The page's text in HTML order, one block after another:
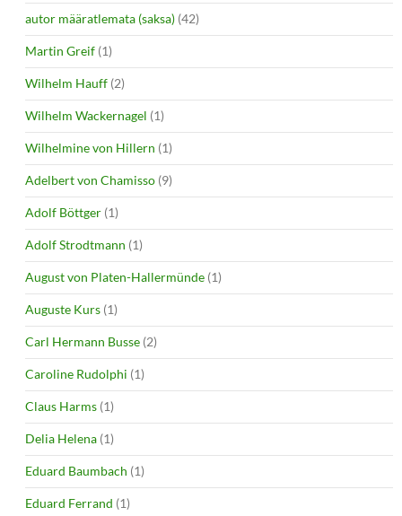
autor määratlemata (saksa) (42)
Martin Greif (1)
Wilhelm Hauff (2)
Wilhelm Wackernagel (1)
Wilhelmine von Hillern (1)
Adelbert von Chamisso (9)
Adolf Böttger (1)
Adolf Strodtmann (1)
August von Platen-Hallermünde (1)
Auguste Kurs (1)
Carl Hermann Busse (2)
Caroline Rudolphi (1)
Claus Harms (1)
Delia Helena (1)
Eduard Baumbach (1)
Eduard Ferrand (1)